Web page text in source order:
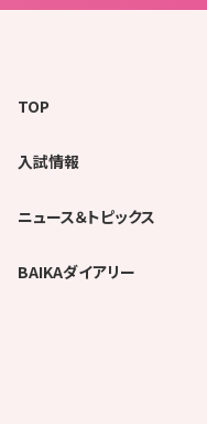
TOP
入試情報
ニュース＆トピックス
BAIKAダイアリー